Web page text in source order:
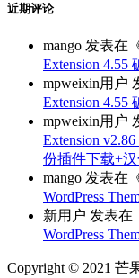
近期评论
mango 发表在
Extension 4.55
mpweixin用户
Extension 4.55
mpweixin用户
Extension
份插件下载+
mango 发表在
WordPress
新用户 发表在
WordPress
Copyright © 2021 芒